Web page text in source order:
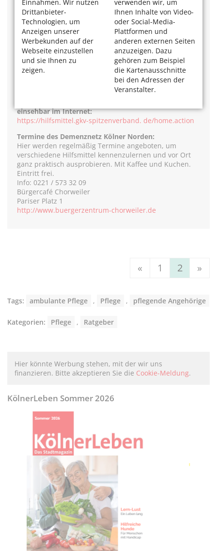
Einnahmen. Wir nutzen
Drittanbieter-
Technologien, um
Anzeigen unserer
Werbekunden auf der
Webseite einzustellen
und sie Ihnen zu
zeigen.
verwenden wir, um
Ihnen Inhalte von Video-
oder Social-Media-
Plattformen und
anderen externen Seiten
anzuzeigen. Dazu
gehören zum Beispiel
die Kartenausschnitte
bei den Adressen der
Veranstalter.
Alle Adressen sind über das Zentrale Beratungstelefon
für Senioren und Menschen mit Behinderung zu
erfahren:
Info: 0221 / 22 12 74 00
www.stadt-koeln.de/beratungstelefon
Gute Zusammenstellung von Hilfsmitteln nach
Einsatzgebiet:
Barrierefrei Leben e. V.
www.online-wohn-beratung.de
einsehbar im Internet:
https://hilfsmittel.gkv-spitzenverband. de/home.action
Termine des Demenznetz Kölner Norden:
Hier werden regelmäßig Termine angeboten, um
verschiedene Hilfsmittel kennenzulernen und vor Ort
ganz praktisch ausprobieren. Mit Kaffee und Kuchen.
Eintritt frei.
Info: 0221 / 573 32 09
Bürgercafé Chorweiler
Pariser Platz 1
http://www.buergerzentrum-chorweiler.de
« 1 2 »
Tags: ambulante Pflege , Pflege , pflegende Angehörige
Kategorien: Pflege , Ratgeber
Hier könnte Werbung stehen, mit der wir uns
finanzieren. Bitte akzeptieren Sie die Cookie-Meldung.
KölnerLeben Sommer 2026